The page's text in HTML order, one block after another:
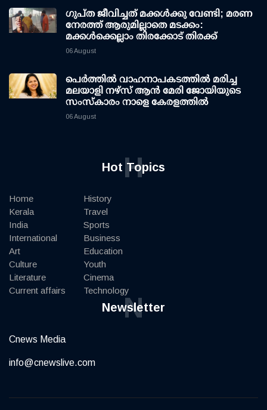
ഗുപ്ത ജീവിച്ചത് മക്കള്‍ക്കു വേണ്ടി; മരണ
നേരത്ത് ആരുമില്ലാതെ മടക്കം:
മക്കള്‍ക്കെല്ലാം തിരക്കോട് തിരക്ക്
06 August
പെർത്തിൽ വാഹനാപകടത്തിൽ മരിച്ച
മലയാളി നഴ്സ് ആൻ മേരി ജോയിയുടെ
സംസ്കാരം നാളെ കേരളത്തിൽ
06 August
Hot Topics
H
Home
Kerala
India
International
Art
Culture
Literature
Current affairs
History
Travel
Sports
Business
Education
Youth
Cinema
Technology
Newsletter
N
Cnews Media
info@cnewslive.com